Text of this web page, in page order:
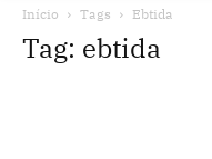
Início Tags Ebtida
Tag: ebtida